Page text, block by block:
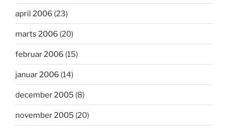
april 2006 (23)
marts 2006 (20)
februar 2006 (15)
januar 2006 (14)
december 2005 (8)
november 2005 (20)